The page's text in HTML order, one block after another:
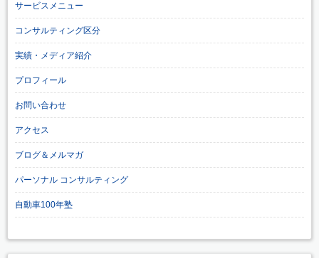
サービスメニュー
コンサルティング区分
実績・メディア紹介
プロフィール
お問い合わせ
アクセス
ブログ＆メルマガ
パーソナル コンサルティング
自動車100年塾